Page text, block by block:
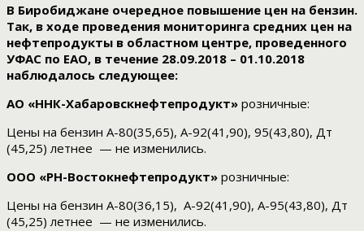
В Биробиджане очередное повышение цен на бензин.
Так, в ходе проведения мониторинга средних цен на
нефтепродукты в областном центре, проведенного
УФАС по ЕАО, в течение 28.09.2018 – 01.10.2018
наблюдалось следующее:
АО «ННК-Хабаровскнефтепродукт» розничные:
Цены на бензин А-80(35,65), А-92(41,90), 95(43,80), Дт
(45,25) летнее — не изменились.
ООО «РН-Востокнефтепродукт» розничные:
Цены на бензин А-80(36,15), А-92(41,90), А-95(43,80), Дт
(45,25) летнее — не изменились.